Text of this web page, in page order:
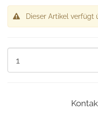
Dieser Artikel verfügt